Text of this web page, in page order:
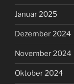
Januar 2025
Dezember 2024
November 2024
Oktober 2024